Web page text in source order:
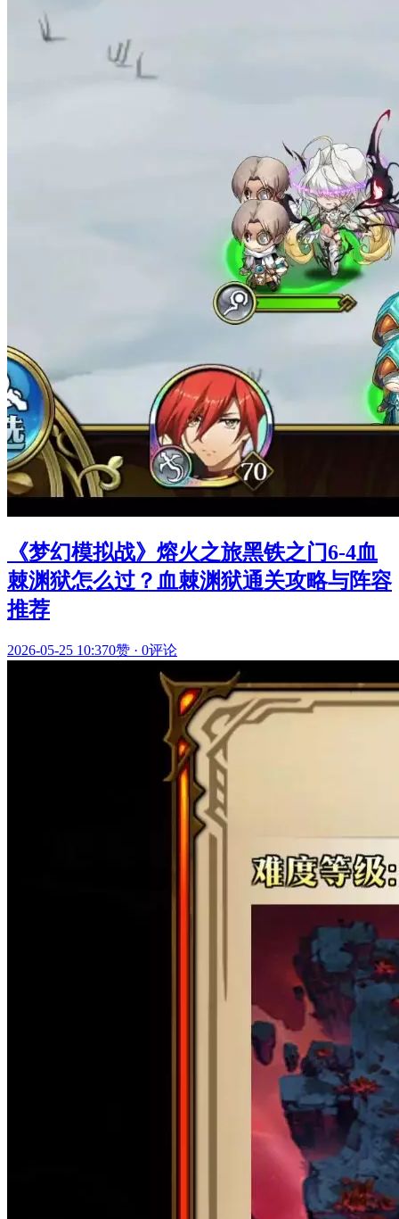
《梦幻模拟战》熔火之旅黑铁之门6-4血
棘渊狱怎么过？血棘渊狱通关攻略与阵容
推荐
2026-05-25 10:370赞 · 0评论